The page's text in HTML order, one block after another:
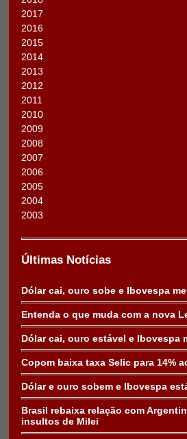
2017
2016
2015
2014
2013
2012
2011
2010
2009
2008
2007
2006
2005
2004
2003
Últimas Notícias
Dólar cai, ouro sobe e Ibovespa
Entenda o que muda com a nova
Dólar cai, ouro estável e Ibovespa
Copom baixa taxa Selic para 14%
Dólar e ouro sobem e Ibovespa
Brasil rebaixa relação com
insultos de Milei